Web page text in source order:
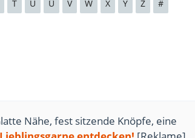
T U Ü V W X Y Z #
Nähe, fest sitzende Knöpfe, eine